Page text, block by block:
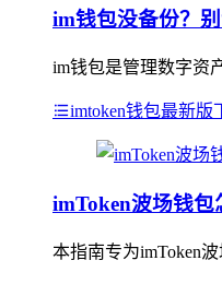
im钱包没备份？
im钱包是管理数字资
imtoken钱包最新版
imToken波场钱
本指南专为imToken